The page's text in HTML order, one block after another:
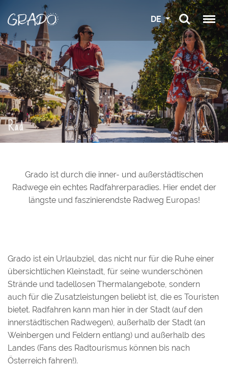
DE
Rad
Grado ist durch die inner- und außerstädtischen
Radwege ein echtes Radfahrerparadies. Hier endet der
längste und faszinierendste Radweg Europas!
Grado ist ein Urlaubziel, das nicht nur für die Ruhe einer
übersichtlichen Kleinstadt, für seine wunderschönen
Strände und tadellosen Thermalangebote, sondern
auch für die Zusatzleistungen beliebt ist, die es Touristen
bietet. Radfahren kann man hier in der Stadt (auf den
innerstädtischen Radwegen), außerhalb der Stadt (an
Weinbergen und Feldern entlang) und außerhalb des
Landes (Fans des Radtourismus können bis nach
Österreich fahren!).